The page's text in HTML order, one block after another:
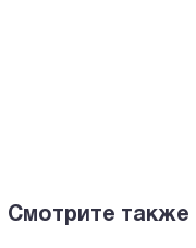
Смотрите также